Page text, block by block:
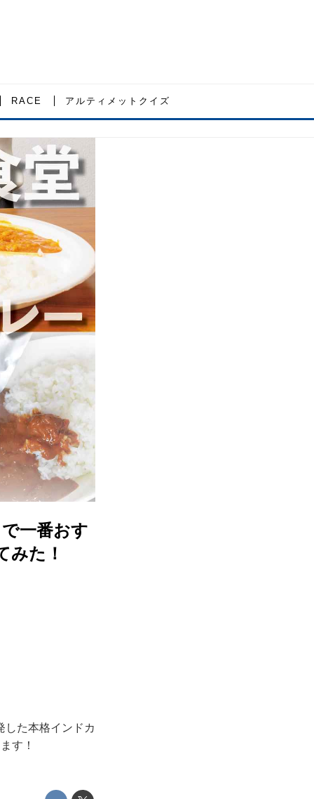
RACE アルティメットクイズ
一番おす
みた！
した本格インドカ
す！